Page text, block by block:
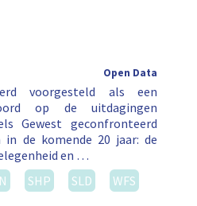
Open Data
voorgesteld als een
op de uitdagingen
Gewest geconfronteerd
de komende 20 jaar: de
en …
SHP SLD
WFS